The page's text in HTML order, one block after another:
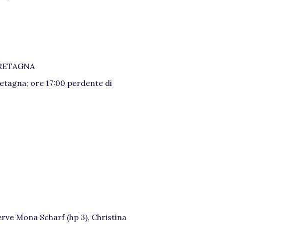
ore 17:00 perdente di
Mona Scharf (hp 3), Christina